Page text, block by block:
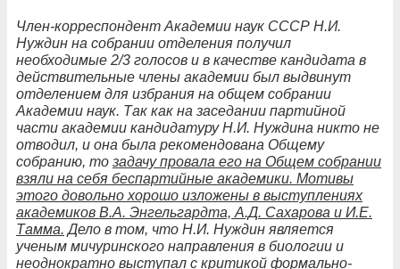
Член-корреспондент Академии наук СССР Н.И.
Нуждин на собрании отделения получил
необходимые 2/3 голосов и в качестве кандидата в
действительные члены академии был выдвинут
отделением для избрания на общем собрании
Академии наук. Так как на заседании партийной
части академии кандидатуру Н.И. Нуждина никто не
отводил, и она была рекомендована Общему
собранию, то задачу провала его на Общем собрании
взяли на себя беспартийные академики. Мотивы
этого довольно хорошо изложены в выступлениях
академиков В.А. Энгельгардта, А.Д. Сахарова и И.Е.
Тамма. Дело в том, что Н.И. Нуждин является
ученым мичуринского направления в биологии и
неоднократно выступал с критикой формально-